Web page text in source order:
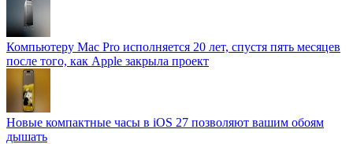
Компьютеру Mac Pro исполняется 20 лет, спустя пять месяцев
после того, как Apple закрыла проект
Новые компактные часы в iOS 27 позволяют вашим обоям
дышать